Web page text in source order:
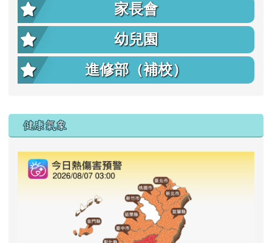
家長會
幼兒園
進修部（補校）
右邊區域內容
健康氣象